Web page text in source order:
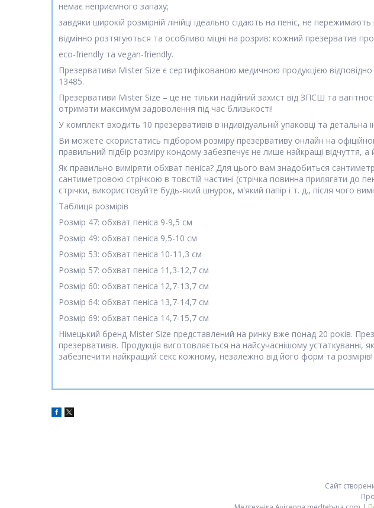
немає неприємного запаху;
завдяки широкій розмірній лінійці ідеально сідають на пеніс, не
відмінно розтягуються та особливо міцні на розрив: кожний презерватив
eco-friendly та vegan-friendly.
Презервативи Mister Size є сертифікованою медичною продукцією
13485.
Презервативи Mister Size – це не тільки надійний захист від ЗПСШ та
отримати максимум задоволення під час близькості!
У комплект входить 10 презервативів в індивідуальній упаковці та детальна
Ви можете скористатись підбором розміру презервативу онлайн на
правильний підбір розміру кондому забезпечує не лише найкращі відчуття,
Як правильно виміряти обхват пеніса? Для цього вам знадобиться
сантиметровою стрічкою в товстій частині (стрічка повинна прилягати до
стрічки, використовуйте будь-який шнурок, м'який папір і т. д., після чого
Таблиця розмірів
Розмір 47: обхват пеніса 9-9,5 см
Розмір 49: обхват пеніса 9,5-10 см
Розмір 53: обхват пеніса 10-11,3 см
Розмір 57: обхват пеніса 11,3-12,7 см
Розмір 60: обхват пеніса 12,7-13,7 см
Розмір 64: обхват пеніса 13,7-14,7 см
Розмір 69: обхват пеніса 14,7-15,7 см
Німецький бренд Mister Size представлений на ринку вже понад 20 років.
презервативів. Продукція виготовляється на найсучаснішому устаткуванні,
забезпечити найкращий секс кожному, незалежно від його форм та розмірів!
Сайт